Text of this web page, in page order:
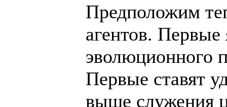
Предположим
агентов.
эволюционного
Первые ставят
выше служения